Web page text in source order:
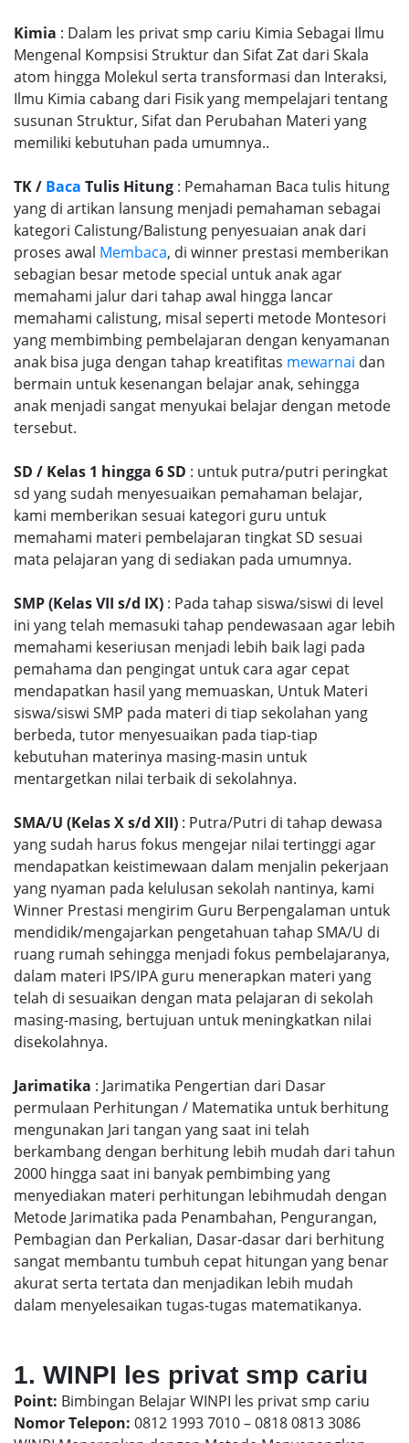
Kimia : Dalam les privat smp cariu Kimia Sebagai Ilmu
Mengenal Kompsisi Struktur dan Sifat Zat dari Skala
atom hingga Molekul serta transformasi dan Interaksi,
Ilmu Kimia cabang dari Fisik yang mempelajari tentang
susunan Struktur, Sifat dan Perubahan Materi yang
memiliki kebutuhan pada umumnya..
TK / Baca Tulis Hitung : Pemahaman Baca tulis hitung
yang di artikan lansung menjadi pemahaman sebagai
kategori Calistung/Balistung penyesuaian anak dari
proses awal Membaca, di winner prestasi memberikan
sebagian besar metode special untuk anak agar
memahami jalur dari tahap awal hingga lancar
memahami calistung, misal seperti metode Montesori
yang membimbing pembelajaran dengan kenyamanan
anak bisa juga dengan tahap kreatifitas mewarnai dan
bermain untuk kesenangan belajar anak, sehingga
anak menjadi sangat menyukai belajar dengan metode
tersebut.
SD / Kelas 1 hingga 6 SD : untuk putra/putri peringkat
sd yang sudah menyesuaikan pemahaman belajar,
kami memberikan sesuai kategori guru untuk
memahami materi pembelajaran tingkat SD sesuai
mata pelajaran yang di sediakan pada umumnya.
SMP (Kelas VII s/d IX) : Pada tahap siswa/siswi di level
ini yang telah memasuki tahap pendewasaan agar lebih
memahami keseriusan menjadi lebih baik lagi pada
pemahama dan pengingat untuk cara agar cepat
mendapatkan hasil yang memuaskan, Untuk Materi
siswa/siswi SMP pada materi di tiap sekolahan yang
berbeda, tutor menyesuaikan pada tiap-tiap
kebutuhan materinya masing-masin untuk
mentargetkan nilai terbaik di sekolahnya.
SMA/U (Kelas X s/d XII) : Putra/Putri di tahap dewasa
yang sudah harus fokus mengejar nilai tertinggi agar
mendapatkan keistimewaan dalam menjalin pekerjaan
yang nyaman pada kelulusan sekolah nantinya, kami
Winner Prestasi mengirim Guru Berpengalaman untuk
mendidik/mengajarkan pengetahuan tahap SMA/U di
ruang rumah sehingga menjadi fokus pembelajaranya,
dalam materi IPS/IPA guru menerapkan materi yang
telah di sesuaikan dengan mata pelajaran di sekolah
masing-masing, bertujuan untuk meningkatkan nilai
disekolahnya.
Jarimatika : Jarimatika Pengertian dari Dasar
permulaan Perhitungan / Matematika untuk berhitung
mengunakan Jari tangan yang saat ini telah
berkambang dengan berhitung lebih mudah dari tahun
2000 hingga saat ini banyak pembimbing yang
menyediakan materi perhitungan lebihmudah dengan
Metode Jarimatika pada Penambahan, Pengurangan,
Pembagian dan Perkalian, Dasar-dasar dari berhitung
sangat membantu tumbuh cepat hitungan yang benar
akurat serta tertata dan menjadikan lebih mudah
dalam menyelesaikan tugas-tugas matematikanya.
1. WINPI les privat smp cariu
Point: Bimbingan Belajar WINPI les privat smp cariu
Nomor Telepon: 0812 1993 7010 – 0818 0813 3086